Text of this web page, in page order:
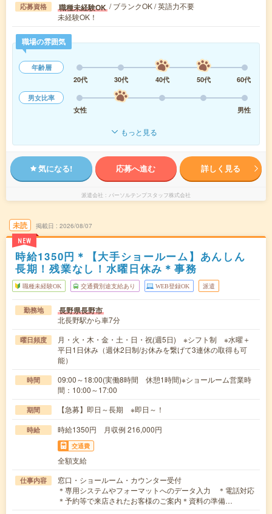
応募資格 職種未経験OK / ブランクOK / 英語力不要
未経験OK！
職場の雰囲気
年齢層
20代
30代 40代 50代
60代
男女比率
女性
男性
もっと見る
気になる! 応募へ進む 詳しく見る
派遣会社 パーソルテンプスタッフ株式会社
未読
NEW
掲載日 2026/08/07
時給1350円＊【大手ショールーム】あんしん
長期！残業なし！水曜日休み＊事務
職種未経験OK 交通費別途支給あり WEB登録OK 派遣
勤務地 長野県長野市
北長野駅から車7分
曜日頻度
月・火・木・金・土・日・祝(週5日) ※シフト制 ※水曜＋
平日1日休み（週休2日制/お休みを繋げて3連休の取得も可
能）
時間
09:00～18:00(実働8時間 休憩1時間)※ショールーム営業時
間：10:00～17:00
期間 【急募】即日～長期 ※即日～！
時給 時給1350円 月収例 216,000円
交通費
全額支給
仕事内容
窓口・ショールーム・カウンター受付
＊専用システムやフォーマットへのデータ入力 ＊電話対応
＊予約等で来店されたお客様のご案内＊資料の準備…